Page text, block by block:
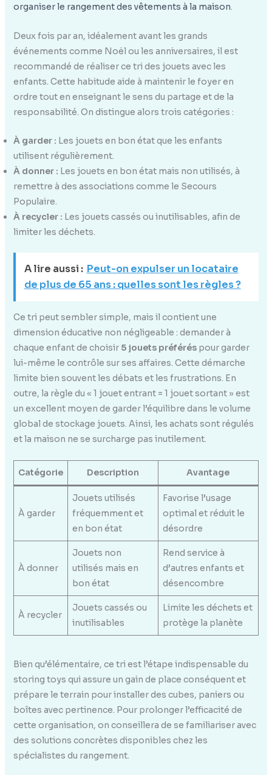
organiser le rangement des vêtements à la maison.
Deux fois par an, idéalement avant les grands
événements comme Noël ou les anniversaires, il est
recommandé de réaliser ce tri des jouets avec les
enfants. Cette habitude aide à maintenir le foyer en
ordre tout en enseignant le sens du partage et de la
responsabilité. On distingue alors trois catégories :
À garder : Les jouets en bon état que les enfants
utilisent régulièrement.
À donner : Les jouets en bon état mais non utilisés, à
remettre à des associations comme le Secours
Populaire.
À recycler : Les jouets cassés ou inutilisables, afin de
limiter les déchets.
A lire aussi : Peut-on expulser un locataire
de plus de 65 ans : quelles sont les règles ?
Ce tri peut sembler simple, mais il contient une
dimension éducative non négligeable : demander à
chaque enfant de choisir 5 jouets préféréspour garder
lui-même le contrôle sur ses affaires. Cette démarche
limite bien souvent les débats et les frustrations. En
outre, la règle du « 1 jouet entrant = 1 jouet sortant » est
un excellent moyen de garder l’équilibre dans le volume
global de stockage jouets. Ainsi, les achats sont régulés
et la maison ne se surcharge pas inutilement.
Catégorie Description Avantage
À garder
Jouets utilisés
fréquemment et
en bon état
Favorise l’usage
optimal et réduit le
désordre
À donner
Jouets non
utilisés mais en
bon état
Rend service à
d’autres enfants et
désencombre
À recycler
Jouets cassés ou
inutilisables
Limite les déchets et
protège la planète
Bien qu’élémentaire, ce tri est l’étape indispensable du
storing toys qui assure un gain de place conséquent et
prépare le terrain pour installer des cubes, paniers ou
boîtes avec pertinence. Pour prolonger l’efficacité de
cette organisation, on conseillera de se familiariser avec
des solutions concrètes disponibles chez les
spécialistes du rangement.